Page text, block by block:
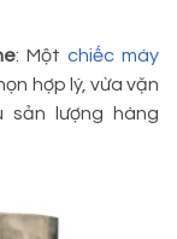
: Mộtchiếc máy
hợp lý, vừa vặn
sản lượng hàng